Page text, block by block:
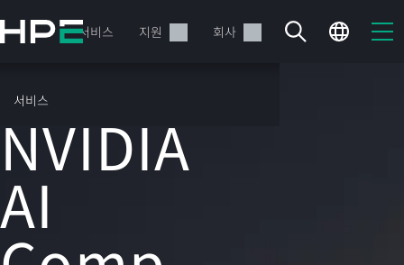
요
건
너
뛰
제품 서비스 지원 회사
서비스
현재 장바구니가 비어있습니다
AI(인공 지능) 솔루션
NVIDIA
AI